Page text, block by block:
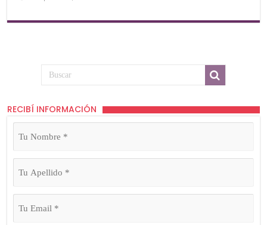
RECIBÍ INFORMACIÓN
Tu
Nombre
Tu
Apellido
Tu
Email